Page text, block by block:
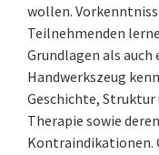
wollen.
Teilnehmenden
Grundlagen als
Handwerkszeug
Geschichte, Struktur
Therapie sowie
Kontraindikationen.